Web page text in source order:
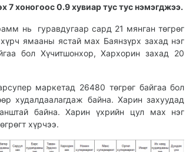
7 хоногоос 0.9 хувиар тус тус нэмэгджээ.
нь гуравдугаар сард 21 мянган төгрөг
ямааны ястай мах Баянзүрх захад нэг
бол Хүчитшонхор, Хархорин захад 20
маркетад 26480 төгрөг байгаа бол
худалдаалагдаж байна. Харин захуудад
байна. Харин үхрийн цул мах нэг
хүрчээ.